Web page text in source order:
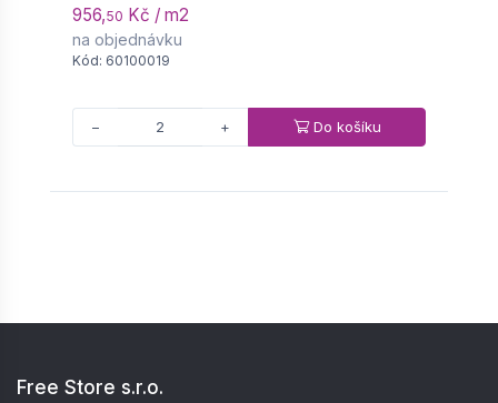
956,50 Kč / m2
na objednávku
Kód: 60100019
− + Do košíku
Free Store s.r.o.